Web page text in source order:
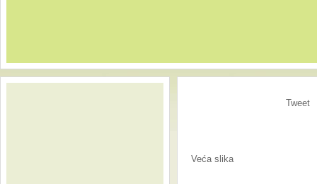
Tweet
Veća slika